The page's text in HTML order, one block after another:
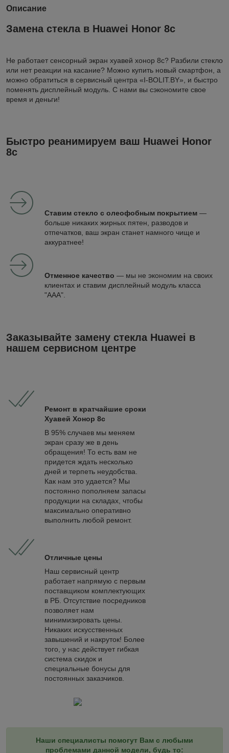
Описание
Замена стекла в Huawei Honor 8c
Не работает сенсорный экран хуавей хонор 8с? Разбили стекло
или нет реакции на касание? Можно купить новый смартфон, а
можно обратиться в сервисный центра «I-BOLIT.BY», и быстро
поменять дисплейный модуль. С нами вы сэкономите свое
время и деньги!
Быстро реанимируем ваш Huawei Honor
8c
Ставим стекло с олеофобным покрытием —
больше никаких жирных пятен, разводов и
отпечатков, ваш экран станет намного чище и
аккуратнее!
Отменное качество — мы не экономим на своих
клиентах и ставим дисплейный модуль класса
"ААА".
Заказывайте замену стекла Huawei в
нашем сервисном центре
Ремонт в кратчайшие сроки
Хуавей Хонор 8c
В 95% случаев мы меняем
экран сразу же в день
обращения! То есть вам не
придется ждать несколько
дней и терпеть неудобства.
Как нам это удается? Мы
постоянно пополняем запасы
продукции на складах, чтобы
максимально оперативно
выполнить любой ремонт.
Отличные цены
Наш сервисный центр
работает напрямую с первым
поставщиком комплектующих
в РБ. Отсутствие посредников
позволяет нам
минимизировать цены.
Никаких искусственных
завышений и накруток! Более
того, у нас действует гибкая
система скидок и
специальные бонусы для
постоянных заказчиков.
Наши специалисты помогут Вам с любыми
проблемами данной модели, будь то: